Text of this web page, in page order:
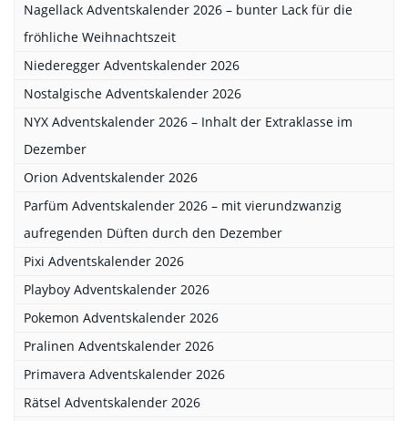
Nagellack Adventskalender 2026 – bunter Lack für die
fröhliche Weihnachtszeit
Niederegger Adventskalender 2026
Nostalgische Adventskalender 2026
NYX Adventskalender 2026 – Inhalt der Extraklasse im
Dezember
Orion Adventskalender 2026
Parfüm Adventskalender 2026 – mit vierundzwanzig
aufregenden Düften durch den Dezember
Pixi Adventskalender 2026
Playboy Adventskalender 2026
Pokemon Adventskalender 2026
Pralinen Adventskalender 2026
Primavera Adventskalender 2026
Rätsel Adventskalender 2026